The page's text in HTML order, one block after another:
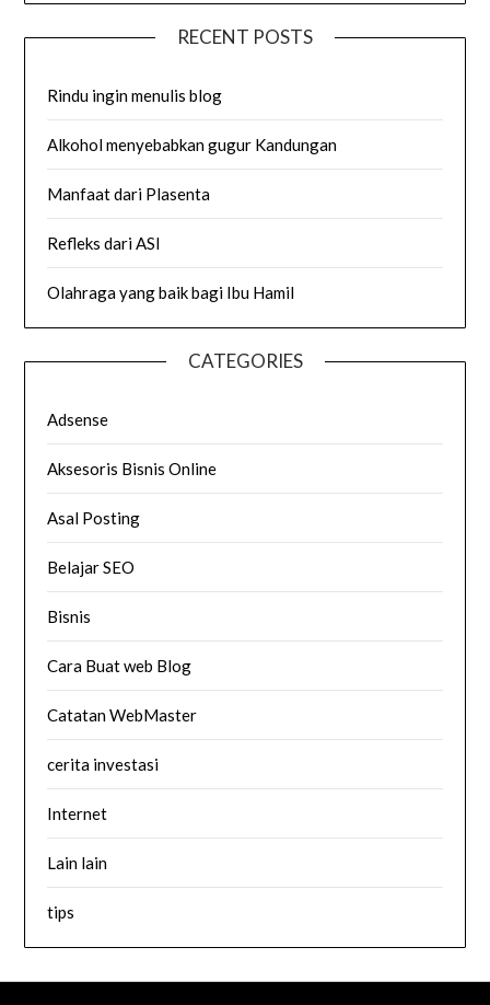
RECENT POSTS
Rindu ingin menulis blog
Alkohol menyebabkan gugur Kandungan
Manfaat dari Plasenta
Refleks dari ASI
Olahraga yang baik bagi Ibu Hamil
CATEGORIES
Adsense
Aksesoris Bisnis Online
Asal Posting
Belajar SEO
Bisnis
Cara Buat web Blog
Catatan WebMaster
cerita investasi
Internet
Lain lain
tips